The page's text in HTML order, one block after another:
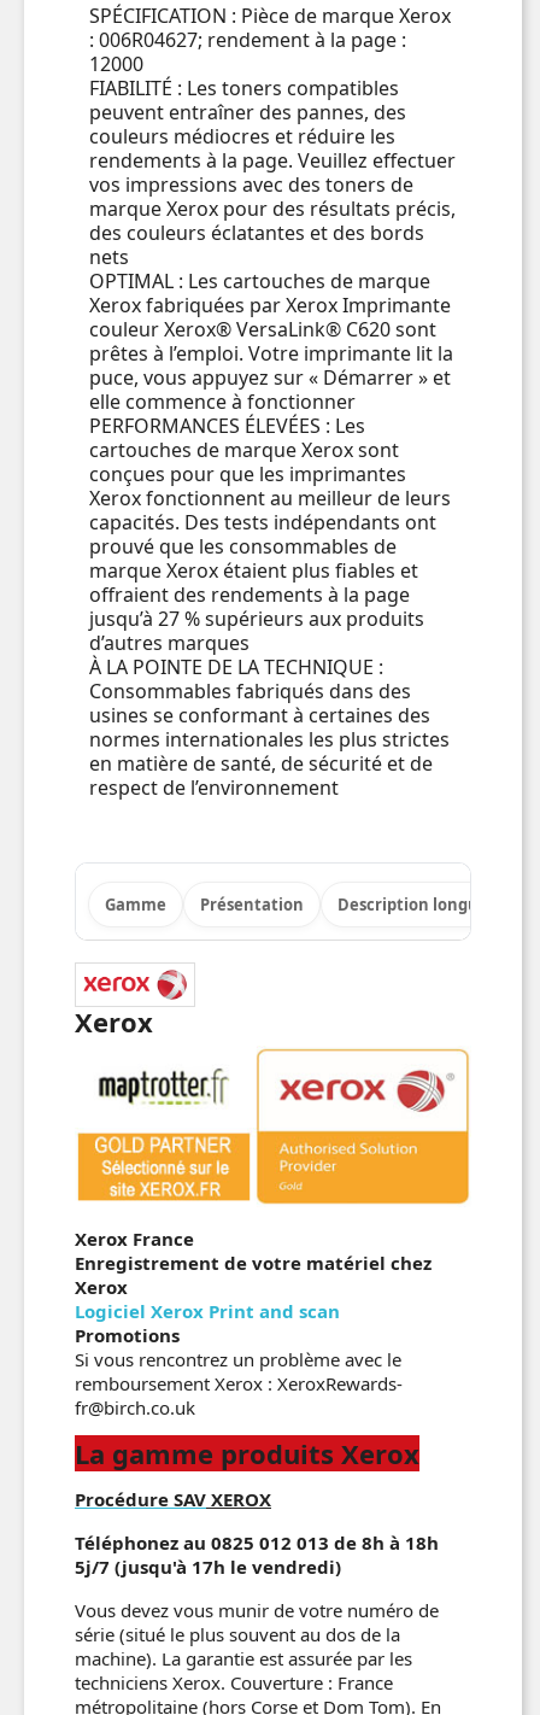
SPÉCIFICATION : Pièce de marque Xerox
: 006R04627; rendement à la page :
12000
FIABILITÉ : Les toners compatibles
peuvent entraîner des pannes, des
couleurs médiocres et réduire les
rendements à la page. Veuillez effectuer
vos impressions avec des toners de
marque Xerox pour des résultats précis,
des couleurs éclatantes et des bords
nets
OPTIMAL : Les cartouches de marque
Xerox fabriquées par Xerox Imprimante
couleur Xerox® VersaLink® C620 sont
prêtes à l’emploi. Votre imprimante lit la
puce, vous appuyez sur « Démarrer » et
elle commence à fonctionner
PERFORMANCES ÉLEVÉES : Les
cartouches de marque Xerox sont
conçues pour que les imprimantes
Xerox fonctionnent au meilleur de leurs
capacités. Des tests indépendants ont
prouvé que les consommables de
marque Xerox étaient plus fiables et
offraient des rendements à la page
jusqu’à 27 % supérieurs aux produits
d’autres marques
À LA POINTE DE LA TECHNIQUE :
Consommables fabriqués dans des
usines se conformant à certaines des
normes internationales les plus strictes
en matière de santé, de sécurité et de
respect de l’environnement
Gamme Présentation Description longue
Xerox
Xerox France
Enregistrement de votre matériel chez
Xerox
Logiciel Xerox Print and scan
Promotions
Si vous rencontrez un problème avec le
remboursement Xerox : XeroxRewards-
fr@birch.co.uk
La gamme produits Xerox
Procédure SAV XEROX
Téléphonez au 0825 012 013 de 8h à 18h
5j/7 (jusqu'à 17h le vendredi)
Vous devez vous munir de votre numéro de
série (situé le plus souvent au dos de la
machine). La garantie est assurée par les
techniciens Xerox. Couverture : France
métropolitaine (hors Corse et Dom Tom). En